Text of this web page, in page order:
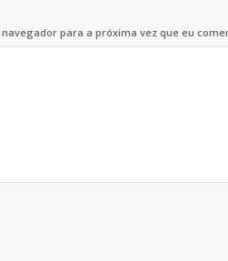
para a próxima vez que eu